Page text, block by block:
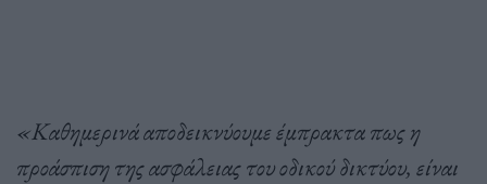
«Καθημερινά αποδεικνύουμε έμπρακτα πως η
προάσπιση της ασφάλειας του οδικού δικτύου, είναι